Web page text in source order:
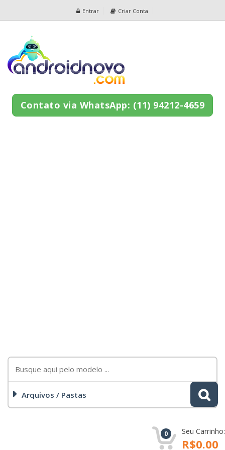
Entrar Criar Conta
Contato via WhatsApp: (11) 94212-4659
Arquivos / Pastas
0 Seu Carrinho:
R$0.00